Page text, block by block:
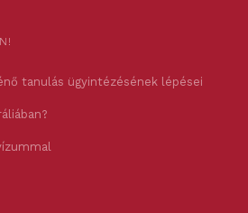
tanulás ügyintézésének lépései